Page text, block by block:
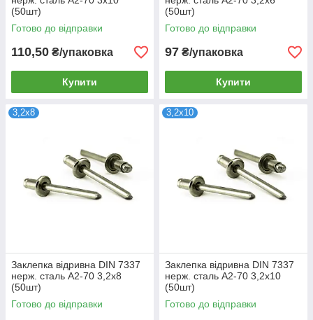
(50шт)
Готово до відправки
110,50 ₴/упаковка
Купити
(50шт)
Готово до відправки
97 ₴/упаковка
Купити
3,2х8
Заклепка відривна DIN 7337
нерж. сталь А2-70 3,2х8
(50шт)
Готово до відправки
3,2х10
Заклепка відривна DIN 7337
нерж. сталь А2-70 3,2х10
(50шт)
Готово до відправки